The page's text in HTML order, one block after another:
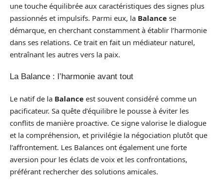
une touche équilibrée aux caractéristiques des signes plus
passionnés et impulsifs. Parmi eux, la Balance se
démarque, en cherchant constamment à établir l’harmonie
dans ses relations. Ce trait en fait un médiateur naturel,
entraînant les autres vers la paix.
La Balance : l’harmonie avant tout
Le natif de la Balance est souvent considéré comme un
pacificateur. Sa quête d’équilibre le pousse à éviter les
conflits de manière proactive. Ce signe valorise le dialogue
et la compréhension, et privilégie la négociation plutôt que
l’affrontement. Les Balances ont également une forte
aversion pour les éclats de voix et les confrontations,
préférant rechercher des solutions amicales.